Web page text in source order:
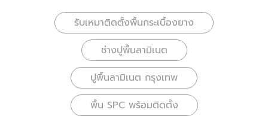
รับเหมาติดตั้งพื้นกระเบื้องยาง
ช่างปูพื้นลามิเนต
ปูพื้นลามิเนต กรุงเทพ
พื้น SPC พร้อมติดตั้ง